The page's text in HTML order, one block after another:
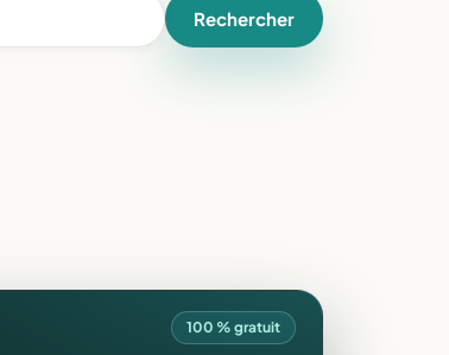
Rechercher
100 % gratuit